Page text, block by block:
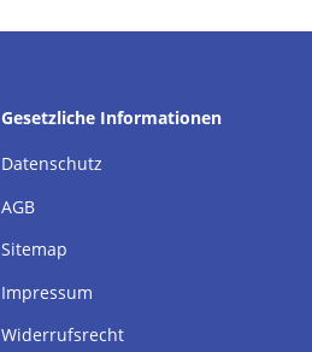
Gesetzliche Informationen
Datenschutz
AGB
Sitemap
Impressum
Widerrufsrecht